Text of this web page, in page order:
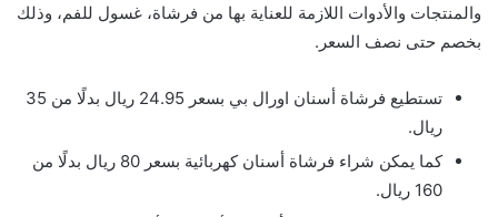
والمنتجات والأدوات اللازمة للعناية بها من فرشاة، غسول للفم، وذلك
بخصم حتى نصف السعر.
تستطيع فرشاة أسنان اورال بي بسعر 24.95 ريال بدلًا من 35
ريال.
كما يمكن شراء فرشاة أسنان كهربائية بسعر 80 ريال بدلًا من
160 ريال.